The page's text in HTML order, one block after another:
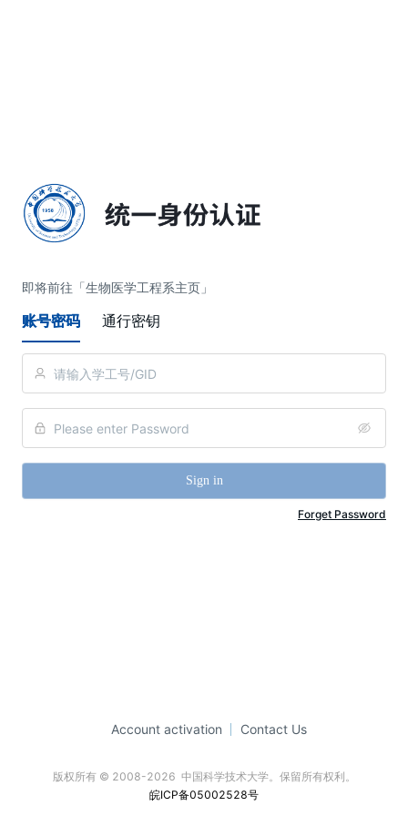
即将前往「生物医学工程系主页」
账号密码 通行密钥
Sign in
Forget Password
Account activation Contact Us
版权所有 © 2008-2026  中国科学技术大学。保留所有权利。
皖ICP备05002528号